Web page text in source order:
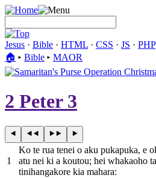
Jesus · Bible · HTML · CSS · JS · PHP
🏠︎ ▸ Bible ▸ MAOR
2 Peter 3
1
Ko te rua tenei o aku pukapuka, e
atu nei ki a koutou; hei whakaoho
tinihangakore kia mahara: